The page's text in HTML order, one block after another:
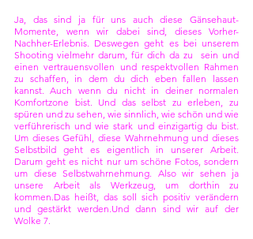
Ja, das sind ja für uns auch diese Gänsehaut-
Momente, wenn wir dabei sind, dieses Vorher-
Nachher-Erlebnis. Deswegen geht es bei unserem
Shooting vielmehr darum, für dich da zu  sein und
einen vertrauensvollen und respektvollen Rahmen
zu schaffen, in dem du dich eben fallen lassen
kannst. Auch wenn du nicht in deiner normalen
Komfortzone bist. Und das selbst zu erleben, zu
spüren und zu sehen, wie sinnlich, wie schön und wie
verführerisch und wie stark und einzigartig du bist.
Um dieses Gefühl, diese Wahrnehmung und dieses
Selbstbild geht es eigentlich in unserer Arbeit.
Darum geht es nicht nur um schöne Fotos, sondern
um diese Selbstwahrnehmung. Also wir sehen ja
unsere Arbeit als Werkzeug, um dorthin zu
kommen.Das heißt, das soll sich positiv verändern
und gestärkt werden.Und dann sind wir auf der
Wolke 7.